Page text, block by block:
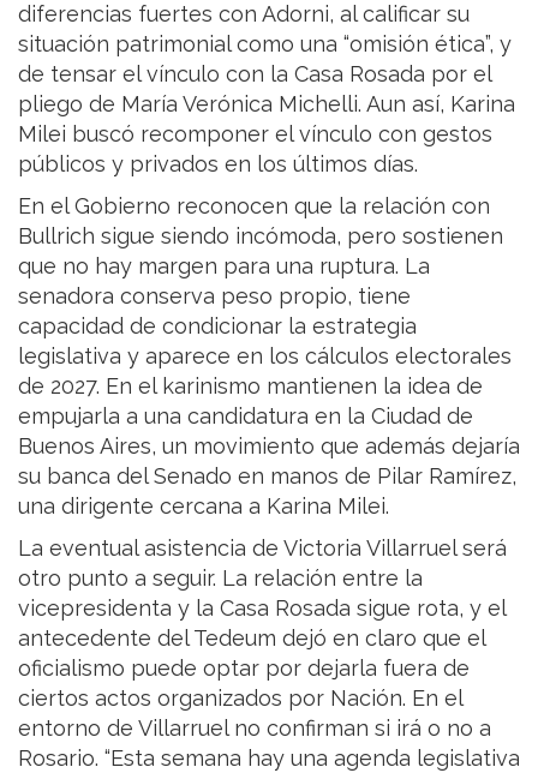
diferencias fuertes con Adorni, al calificar su
situación patrimonial como una “omisión ética”, y
de tensar el vínculo con la Casa Rosada por el
pliego de María Verónica Michelli. Aun así, Karina
Milei buscó recomponer el vínculo con gestos
públicos y privados en los últimos días.
En el Gobierno reconocen que la relación con
Bullrich sigue siendo incómoda, pero sostienen
que no hay margen para una ruptura. La
senadora conserva peso propio, tiene
capacidad de condicionar la estrategia
legislativa y aparece en los cálculos electorales
de 2027. En el karinismo mantienen la idea de
empujarla a una candidatura en la Ciudad de
Buenos Aires, un movimiento que además dejaría
su banca del Senado en manos de Pilar Ramírez,
una dirigente cercana a Karina Milei.
La eventual asistencia de Victoria Villarruel será
otro punto a seguir. La relación entre la
vicepresidenta y la Casa Rosada sigue rota, y el
antecedente del Tedeum dejó en claro que el
oficialismo puede optar por dejarla fuera de
ciertos actos organizados por Nación. En el
entorno de Villarruel no confirman si irá o no a
Rosario. “Esta semana hay una agenda legislativa